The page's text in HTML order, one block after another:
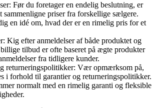
Før du foretager en endelig beslutning, er
sammenligne priser fra forskellige sælgere.
en idé om, hvad der er en rimelig pris for et
Kig efter anmeldelser af både produktet og
tilbud er ofte baseret på ægte produkter
fra tidligere kunder.
returneringspolitikker: Vær opmærksom på,
i forhold til garantier og returneringspolitikker.
normalt med en rimelig garanti og fleksible